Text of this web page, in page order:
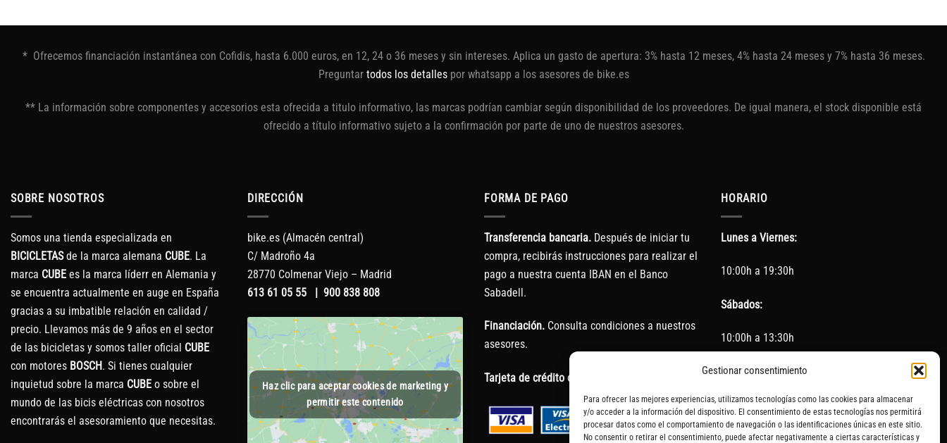
Gestionar consentimiento
Para ofrecer las mejores experiencias, utilizamos tecnologías como las cookies para almacenar
y/o acceder a la información del dispositivo. El consentimiento de estas tecnologías nos permitirá
procesar datos como el comportamiento de navegación o las identificaciones únicas en este sitio.
No consentir o retirar el consentimiento, puede afectar negativamente a ciertas características y
* Ofrecemos financiación instantánea con Cofidis, hasta 6.000 euros, en 12, 24 o 36 meses y sin intereses. Aplica un gasto de apertura: 3% hasta 12 meses, 4% hasta 24 meses y 7% hasta 36 meses.
Preguntar todos los detallespor whatsapp a los asesores de bike.es
** La información sobre componentes y accesorios esta ofrecida a titulo informativo, las marcas podrían cambiar según disponibilidad de los proveedores. De igual manera, el stock disponible está
ofrecido a título informativo sujeto a la confirmación por parte de uno de nuestros asesores.
SOBRE NOSOTROS
Somos una tienda especializada en
BICICLETASde la marca alemana CUBE. La
marca CUBE es la marca líderr en Alemania y
se encuentra actualmente en auge en España
gracias a su imbatible relación en calidad /
precio. Llevamos más de 9 años en el sector
de las bicicletas y somos taller oficial CUBE
con motores BOSCH. Si tienes cualquier
inquietud sobre la marca CUBE o sobre el
mundo de las bicis eléctricas con nosotros
encontrarás el asesoramiento que necesitas.
DIRECCIÓN
bike.es (Almacén central)
C/ Madroño 4a
28770 Colmenar Viejo – Madrid
613 61 05 55
900 838 808
Haz clic para aceptar cookies de marketing y
permitir este contenido
FORMA DE PAGO
Transferencia bancaria. Después de iniciar tu
compra, recibirás instrucciones para realizar el
pago a nuestra cuenta IBAN en el Banco
Sabadell.
Financiación. Consulta condiciones a nuestros
asesores.
Tarjeta de crédito o débito.
HORARIO
Lunes a Viernes:
10:00h a 19:30h
Sábados:
10:00h a 13:30h
(Cerrado los Sábados en Agosto)
Sin servicio de taller del 15 de Agosto al 5 de
septiembre